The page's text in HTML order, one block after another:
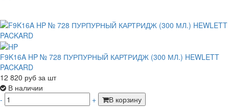
F9K16A HP № 728 ПУРПУРНЫЙ КАРТРИДЖ (300 МЛ.) HEWLETT
PACKARD
12 820 руб за шт
В наличии
-
+ В корзину